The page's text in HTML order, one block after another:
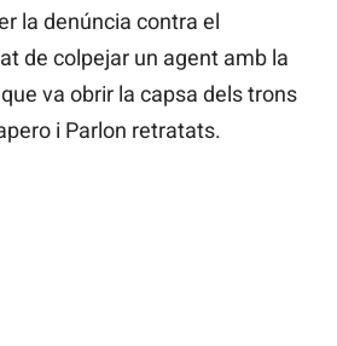
la denúncia contra el
de colpejar un agent amb la
va obrir la capsa dels trons
i Parlon retratats.